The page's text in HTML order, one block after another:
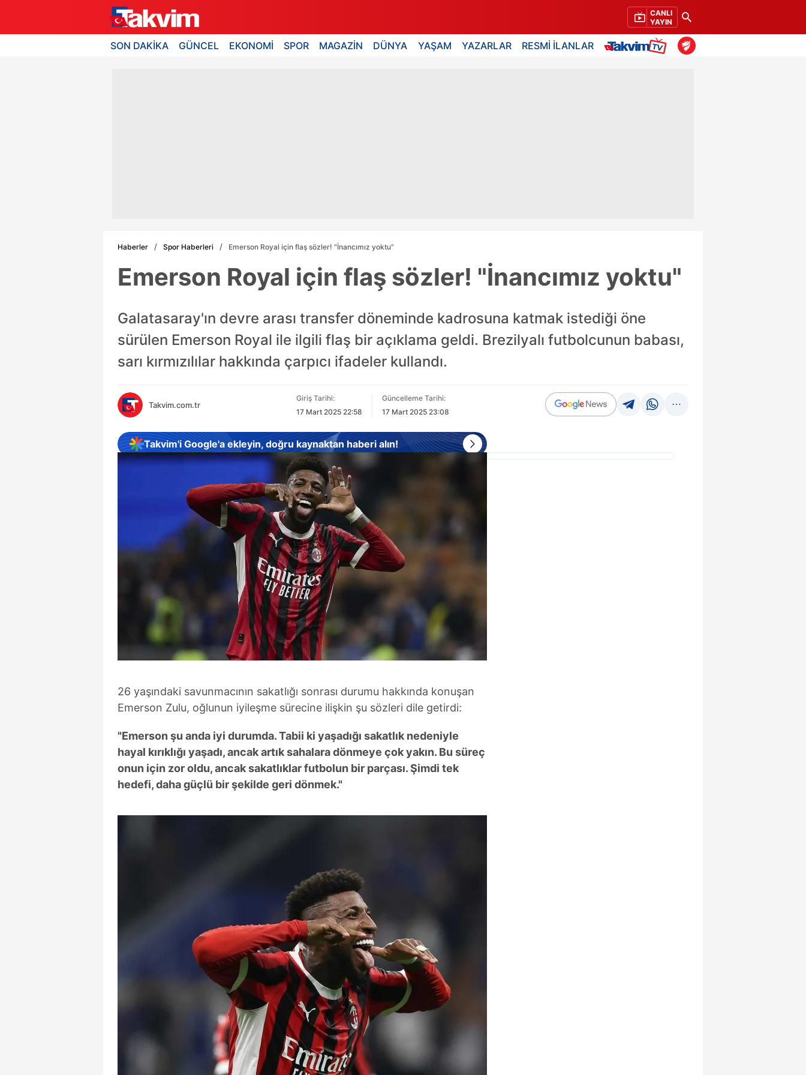
CANLI
YAYIN
SON DAKİKA GÜNCEL EKONOMİ SPOR MAGAZİN DÜNYA YAŞAM YAZARLAR RESMİ İLANLAR
Haberler Spor Haberleri Emerson Royal için flaş sözler! "İnancımız yoktu"
Emerson Royal için flaş sözler! "İnancımız yoktu"
Galatasaray'ın devre arası transfer döneminde kadrosuna katmak istediği öne
sürülen Emerson Royal ile ilgili flaş bir açıklama geldi. Brezilyalı futbolcunun babası,
sarı kırmızılılar hakkında çarpıcı ifadeler kullandı.
Takvim.com.tr
Giriş Tarihi:
17 Mart 2025 22:58
Güncelleme Tarihi:
17 Mart 2025 23:08
Takvim'i Google'a ekleyin, doğru kaynaktan haberi alın!
26 yaşındaki savunmacının sakatlığı sonrası durumu hakkında konuşan
Emerson Zulu, oğlunun iyileşme sürecine ilişkin şu sözleri dile getirdi:
"Emerson şu anda iyi durumda. Tabii ki yaşadığı sakatlık nedeniyle
hayal kırıklığı yaşadı, ancak artık sahalara dönmeye çok yakın. Bu süreç
onun için zor oldu, ancak sakatlıklar futbolun bir parçası. Şimdi tek
hedefi, daha güçlü bir şekilde geri dönmek."